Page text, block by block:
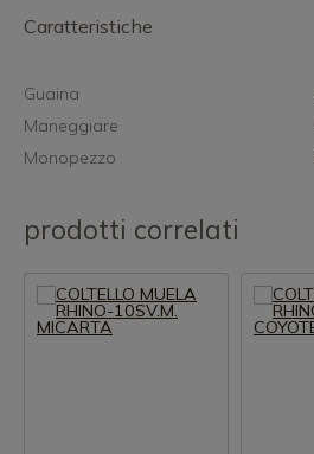
Caratteristiche
Guaina
Maneggiare
Monopezzo
prodotti correlati